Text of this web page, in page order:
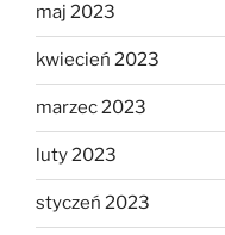
maj 2023
kwiecień 2023
marzec 2023
luty 2023
styczeń 2023